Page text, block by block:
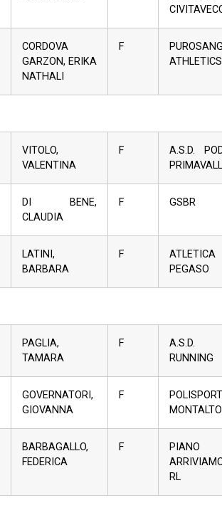
CORDOVA
GARZON, ERIKA
NATHALI
F
VITOLO,
VALENTINA
F
A.S.D.
DI BENE,
CLAUDIA
F GSBR
LATINI,
BARBARA
F
ATLETICA
PEGASO
PAGLIA,
TAMARA
F
RUNNING
GOVERNATORI,
GIOVANNA
F
BARBAGALLO,
FEDERICA
F
RL